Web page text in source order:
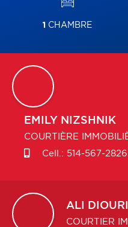
1 CHAMBRE
EMILY NIZSHNIK
COURTIÈRE
Cell.: 514-567-2826
ALI DIOURI
COURTIER